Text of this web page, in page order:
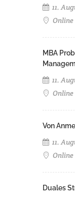
11.
Online
MBA
11.
Online
Von
11.
Online
Duales